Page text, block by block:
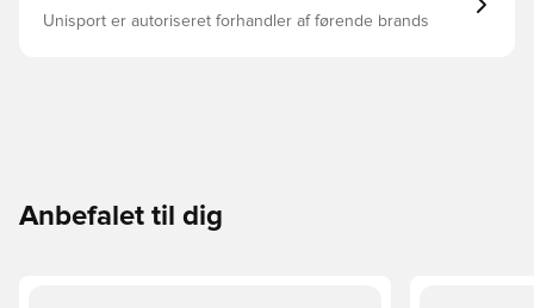
Unisport er autoriseret forhandler af førende brands
Anbefalet til dig